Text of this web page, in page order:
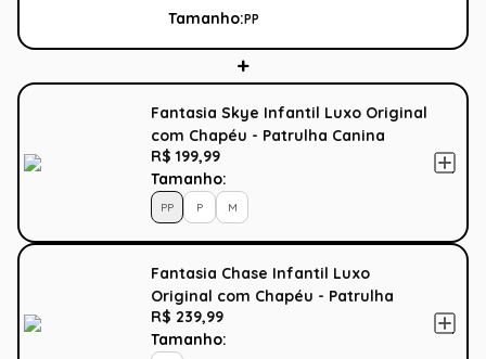
Tamanho:PP
Fantasia Skye Infantil Luxo Original
com Chapéu - Patrulha Canina
R$ 199,99
Tamanho:
PP P M
Fantasia Chase Infantil Luxo
Original com Chapéu - Patrulha
Canina
R$ 239,99
Tamanho: